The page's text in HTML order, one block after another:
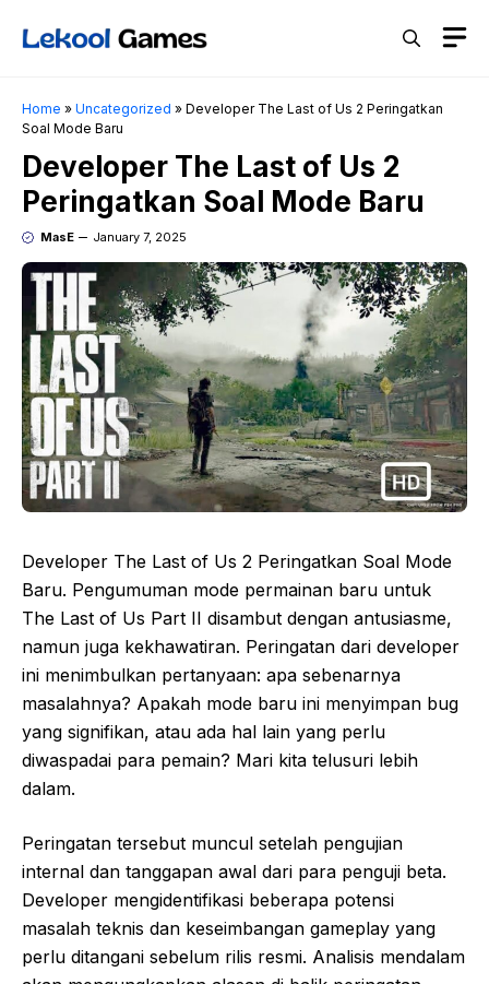
Home » Uncategorized » Developer The Last of Us 2 Peringatkan
Soal Mode Baru
Developer The Last of Us 2
Peringatkan Soal Mode Baru
MasE January 7, 2025
Developer The Last of Us 2 Peringatkan Soal Mode
Baru. Pengumuman mode permainan baru untuk
The Last of Us Part II disambut dengan antusiasme,
namun juga kekhawatiran. Peringatan dari developer
ini menimbulkan pertanyaan: apa sebenarnya
masalahnya? Apakah mode baru ini menyimpan bug
yang signifikan, atau ada hal lain yang perlu
diwaspadai para pemain? Mari kita telusuri lebih
dalam.
Peringatan tersebut muncul setelah pengujian
internal dan tanggapan awal dari para penguji beta.
Developer mengidentifikasi beberapa potensi
masalah teknis dan keseimbangan gameplay yang
perlu ditangani sebelum rilis resmi. Analisis mendalam